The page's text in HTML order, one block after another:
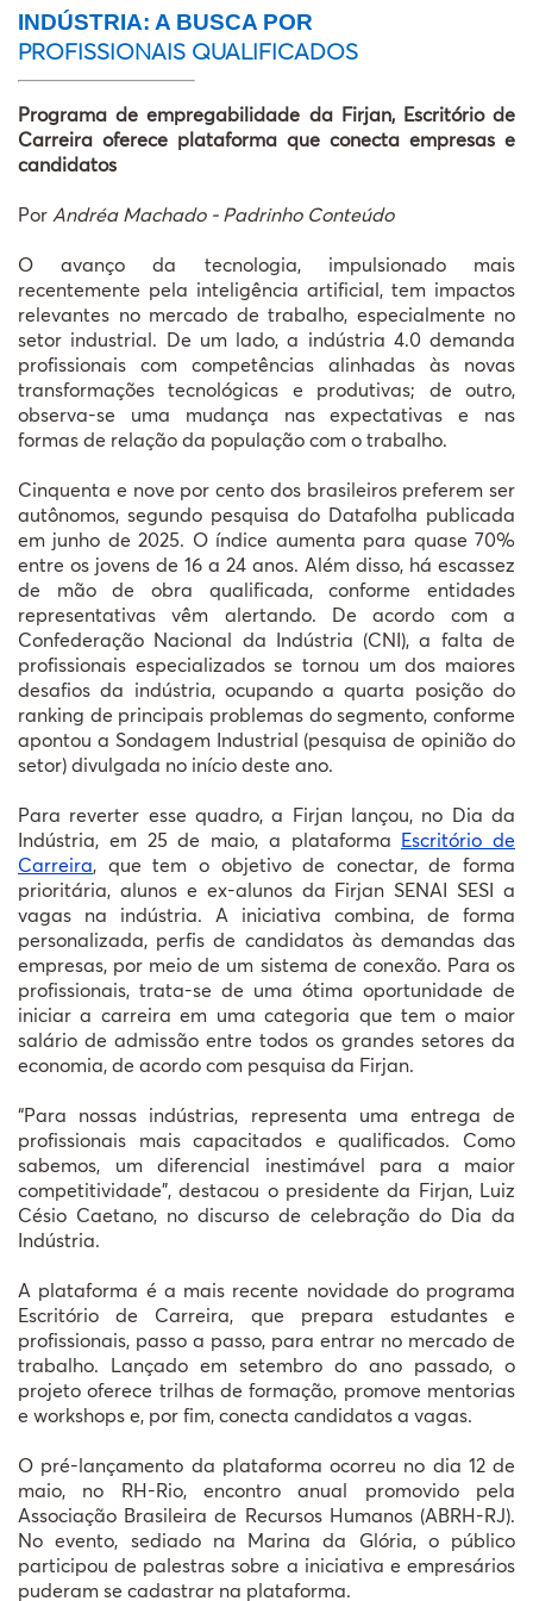
INDÚSTRIA: A BUSCA POR
PROFISSIONAIS QUALIFICADOS
Programa de empregabilidade da Firjan, Escritório de
Carreira oferece plataforma que conecta empresas e
candidatos
PorAndréa Machado - Padrinho Conteúdo
O avanço da tecnologia, impulsionado mais
recentemente pela inteligência artificial, tem impactos
relevantes no mercado de trabalho, especialmente no
setor industrial. De um lado, a indústria 4.0 demanda
profissionais com competências alinhadas às novas
transformações tecnológicas e produtivas; de outro,
observa-se uma mudança nas expectativas e nas
formas de relação da população com o trabalho.
Cinquenta e nove por cento dos brasileiros preferem ser
autônomos, segundo pesquisa do Datafolha publicada
em junho de 2025. O índice aumenta para quase 70%
entre os jovens de 16 a 24 anos. Além disso, há escassez
de mão de obra qualificada, conforme entidades
representativas vêm alertando. De acordo com a
Confederação Nacional da Indústria (CNI), a falta de
profissionais especializados se tornou um dos maiores
desafios da indústria, ocupando a quarta posição do
ranking de principais problemas do segmento, conforme
apontou a Sondagem Industrial (pesquisa de opinião do
setor) divulgada no início deste ano.
Para reverter esse quadro, a Firjan lançou, no Dia da
Indústria, em 25 de maio, a plataforma Escritório de
Carreira, que tem o objetivo de conectar, de forma
prioritária, alunos e ex-alunos da Firjan SENAI SESI a
vagas na indústria. A iniciativa combina, de forma
personalizada, perfis de candidatos às demandas das
empresas, por meio de um sistema de conexão. Para os
profissionais, trata-se de uma ótima oportunidade de
iniciar a carreira em uma categoria que tem o maior
salário de admissão entre todos os grandes setores da
economia, de acordo com pesquisa da Firjan.
“Para nossas indústrias, representa uma entrega de
profissionais mais capacitados e qualificados. Como
sabemos, um diferencial inestimável para a maior
competitividade", destacou o presidente da Firjan, Luiz
Césio Caetano, no discurso de celebração do Dia da
Indústria.
A plataforma é a mais recente novidade do programa
Escritório de Carreira, que prepara estudantes e
profissionais, passo a passo, para entrar no mercado de
trabalho. Lançado em setembro do ano passado, o
projeto oferece trilhas de formação, promove mentorias
e workshops e, por fim, conecta candidatos a vagas.
O pré-lançamento da plataforma ocorreu no dia 12 de
maio, no RH-Rio, encontro anual promovido pela
Associação Brasileira de Recursos Humanos (ABRH-RJ).
No evento, sediado na Marina da Glória, o público
participou de palestras sobre a iniciativa e empresários
puderam se cadastrar na plataforma.